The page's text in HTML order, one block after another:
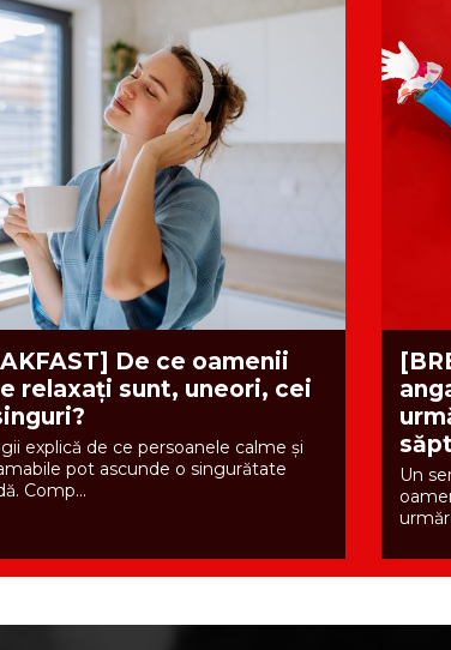
De ce oamenii
relaxați sunt, uneori, cei
explică de ce persoanele calme și
pot ascunde o singurătate
Comp...
Un